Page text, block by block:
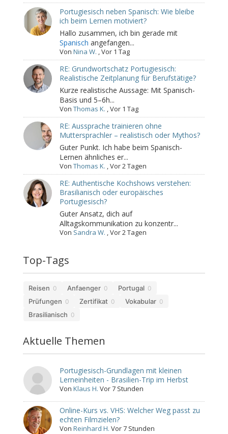
Portugiesisch neben Spanisch: Wie bleibe
ich beim Lernen motiviert?
Hallo zusammen, ich bin gerade mit
Spanisch angefangen...
VonNina W. ,Vor 1 Tag
RE: Grundwortschatz Portugiesisch:
Realistische Zeitplanung für Berufstätige?
Kurze realistische Aussage: Mit Spanisch-
Basis und 5–6h...
VonThomas K. ,Vor 1 Tag
RE: Aussprache trainieren ohne
Muttersprachler – realistisch oder Mythos?
Guter Punkt. Ich habe beim Spanisch-
Lernen ähnliches er...
VonThomas K. ,Vor 2 Tagen
RE: Authentische Kochshows verstehen:
Brasilianisch oder europäisches
Portugiesisch?
Guter Ansatz, dich auf
Alltagskommunikation zu konzentr...
Von Sandra W. ,Vor 2 Tagen
Top-Tags
Reisen 0 Anfaenger 0 Portugal 0
Prüfungen 0 Zertifikat 0 Vokabular 0
Brasilianisch 0
Aktuelle Themen
Portugiesisch-Grundlagen mit kleinen
Lerneinheiten - Brasilien-Trip im Herbst
VonKlaus H. Vor 7 Stunden
Online-Kurs vs. VHS: Welcher Weg passt zu
echten Filmzielen?
VonReinhard H. Vor 7 Stunden